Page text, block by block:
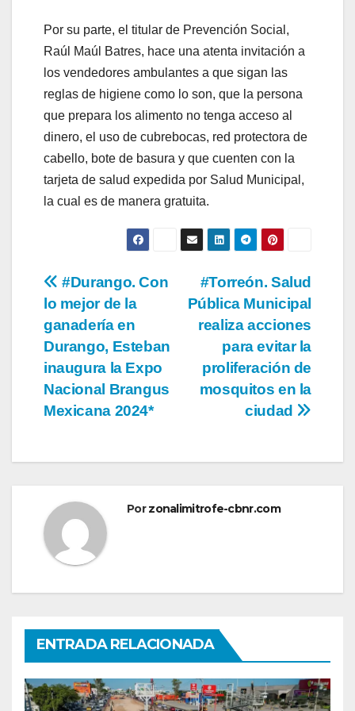
Por su parte, el titular de Prevención Social,
Raúl Maúl Batres, hace una atenta invitación a
los vendedores ambulantes a que sigan las
reglas de higiene como lo son, que la persona
que prepara los alimento no tenga acceso al
dinero, el uso de cubrebocas, red protectora de
cabello, bote de basura y que cuenten con la
tarjeta de salud expedida por Salud Municipal,
la cual es de manera gratuita.
Navegación
de
entradas
#Torreón. Salud
Pública Municipal
realiza acciones
para evitar la
proliferación de
mosquitos en la
ciudad
#Durango. Con
lo mejor de la
ganadería en
Durango, Esteban
inaugura la Expo
Nacional Brangus
Mexicana 2024*
Porzonalimitrofe-cbnr.com
ENTRADA RELACIONADA